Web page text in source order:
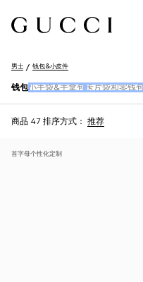
男士 钱包&小皮件
钱包小手袋&手拿包 卡片袋和零钱包
商品 47 排序方式： 推荐
首字母个性化定制